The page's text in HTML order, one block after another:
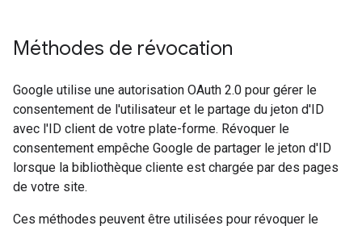
Méthodes de révocation
Google utilise une autorisation OAuth 2.0 pour gérer le
consentement de l'utilisateur et le partage du jeton d'ID
avec l'ID client de votre plate-forme. Révoquer le
consentement empêche Google de partager le jeton d'ID
lorsque la bibliothèque cliente est chargée par des pages
de votre site.
Ces méthodes peuvent être utilisées pour révoquer le